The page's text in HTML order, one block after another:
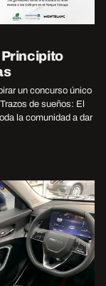
Principito
un concurso único
de sueños: El
la comunidad a dar